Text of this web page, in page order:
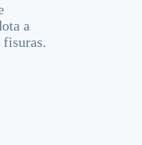
a
fisuras.